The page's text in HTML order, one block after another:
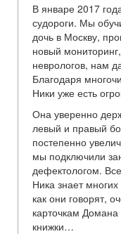
В январе 2017
судороги. Мы
дочь в Москву,
новый
неврологов, нам
Благодаря
Ники уже есть
Она уверенно
левый и правый
постепенно
мы подключили
дефектологом.
Ника знает
как они говорят,
карточкам Домана
книжки…